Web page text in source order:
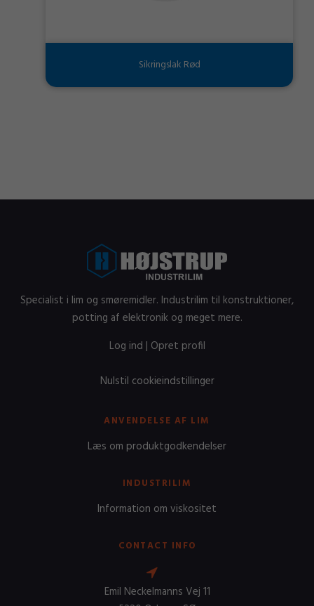
Sikringslak Rød
Specialist i lim og smøremidler. Industrilim til konstruktioner,
potting af elektronik og meget mere.
Log ind | Opret profil
Nulstil cookieindstillinger
ANVENDELSE AF LIM
Læs om produktgodkendelser
INDUSTRILIM
Information om viskositet
CONTACT INFO
Emil Neckelmanns Vej 11